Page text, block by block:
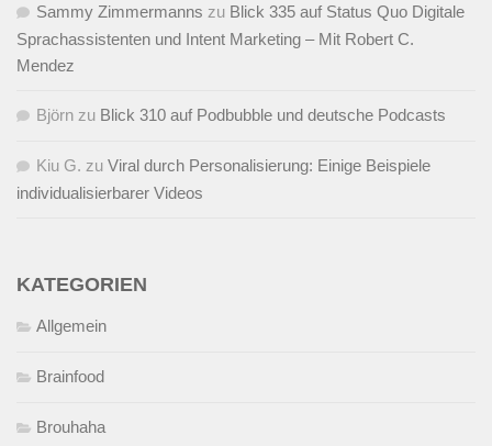
Sammy Zimmermanns zu Blick 335 auf Status Quo Digitale
Sprachassistenten und Intent Marketing – Mit Robert C.
Mendez
Björn zu Blick 310 auf Podbubble und deutsche Podcasts
Kiu G. zu Viral durch Personalisierung: Einige Beispiele
individualisierbarer Videos
KATEGORIEN
Allgemein
Brainfood
Brouhaha